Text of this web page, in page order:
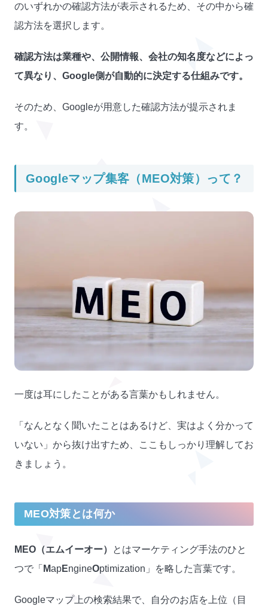
のいずれかの確認方法が表示されるため、その中から確
認方法を選択します。
確認方法は業種や、公開情報、会社の知名度などによっ
て異なり、Google側が自動的に決定する仕組みです。
そのため、Googleが用意した確認方法が提示されま
す。
Googleマップ集客（MEO対策）って？
一度は耳にしたことがある言葉かもしれません。
「なんとなく聞いたことはあるけど、実はよく分かって
いない」から抜け出すため、ここもしっかり理解してお
きましょう。
MEO対策とは何か
MEO（エムイーオー）
とはマーケティング手法のひと
つで「 MapEngineOptimization」を略した言葉です。
Googleマップ上の検索結果で、自分のお店を上位（目